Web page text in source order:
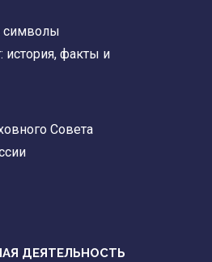
символы
факты и
Совета
ДЕЯТЕЛЬНОСТЬ